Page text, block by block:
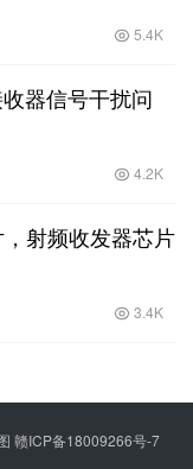
5.4K
器信号干扰问
4.2K
射频收发器芯片
3.4K
赣ICP备18009266号-7